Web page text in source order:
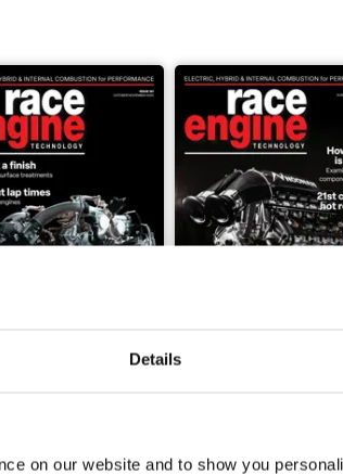
Details
on our website and to show you
Nov 160 Aug-Sep